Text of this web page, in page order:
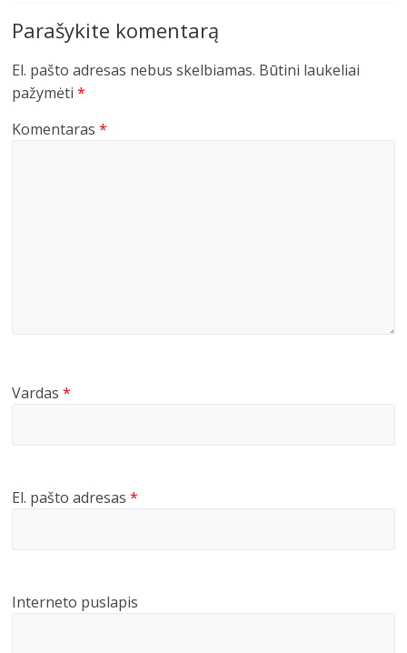
Parašykite komentarą
El. pašto adresas nebus skelbiamas. Būtini laukeliai
pažymėti*
Komentaras*
Vardas*
El. pašto adresas*
Interneto puslapis